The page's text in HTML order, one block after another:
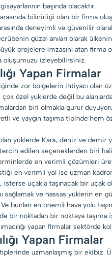
başında olacaktır.
arasında bilinirliği olan bir firma
deneyimli ve güvenilir olarak
güzel anıları olarak
projelere imzasını atan
oluşumuzu izleyebilirsiniz.
Yapan Firmalar
zor bölgelerin ihtiyacı olan
özel yüklerde değil bu
biri olmakla gurur
ve yaygın taşıma tipinde
yüklerde Kara, deniz ve demir
edilen seçeneklerden biri
en verimli çözümleri
en verimli yol ise uzman
uçakla taşınacak bir uçak
sağlamak ve hassas yüklerin en
bunları en önemli hava yolu
bir noktadan bir noktaya
yapan firmalar sektörde
Yapan Firmalar
uzmanlaşmış bir ekibiz.